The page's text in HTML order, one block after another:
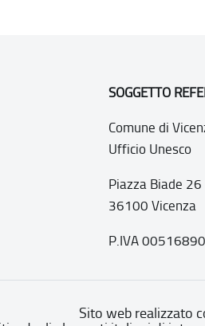
SOGGETTO
Comune di
Ufficio Unesco
Piazza Biade 26
36100 Vicenza
P.IVA
Sito web realizzato